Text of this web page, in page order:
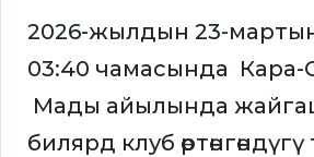
2026-жылдын 23-
03:40 чамасында Кара-
Мады айылында
билярд клуб